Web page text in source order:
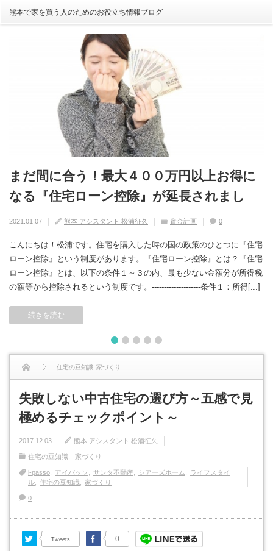
熊本で家を買う人のためのお役立ち情報ブログ
まだ間に合う！最大４００万円以上お得に
なる『住宅ローン控除』が延長されまし
た！
2021.01.07 熊本 アシスタント 松浦征久 資金計画 0
こんにちは！松浦です。住宅を購入した時の国の政策のひとつに『住宅
ローン控除』という制度があります。『住宅ローン控除』とは？『住宅
ローン控除』とは、以下の条件１～３の内、最も少ない金額分が所得税
の額等から控除されるという制度です。--------------------条件１：所得[...]
続きを読む
自分の家がいわゆる『欠陥住宅』ならない
ように気を付けるためには？
2020.09.17 熊本 アシスタント 松浦征久 住宅の豆知識 家づくり
建売住宅と注文住宅の寿命は違う！？
2020.08.29 熊本 アシスタント 松浦征久 住宅の豆知識 家づくり
住宅の中でも熱中症にかかる！？原因や対
策は？
2020.08.27
熊本 アシスタント 松浦征久
【火災保険】万が一の災害や事故の時にど
こまで補償されるの？
2020.07.11 熊本 アシスタント 松浦征久 住宅の豆知識
家づくり
1 2 3 4
住宅の豆知識 家づくり
失敗しない中古住宅の選び方～五感で見極めるチェックポイント～
失敗しない中古住宅の選び方～五感で見
極めるチェックポイント～
2017.12.03 熊本 アシスタント 松浦征久
住宅の豆知識 家づくり
i-passo アイパッソ サンタ不動産 シアーズホーム
ライフスタイ
ル
住宅の豆知識 家づくり
0
Tweets
Twitter 0
Facebook